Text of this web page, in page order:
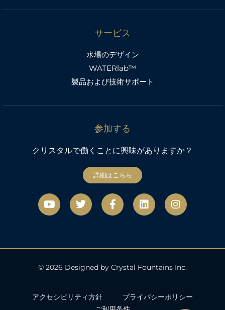
サービス
水場のデザイン
WATERlab™
製品および技術サポート
参加する
クリスタルで働くことに興味がありますか？
詳細はこちら
Y
o
u
b
ツ
イ
ッ
フ
ェ
イ
ッ
リ
ン
ク
イ
ン
ス
ラ
© 2026 Designed by Crystal Fountains Inc.
アクセシビリティ方針
プライバシーポリシー